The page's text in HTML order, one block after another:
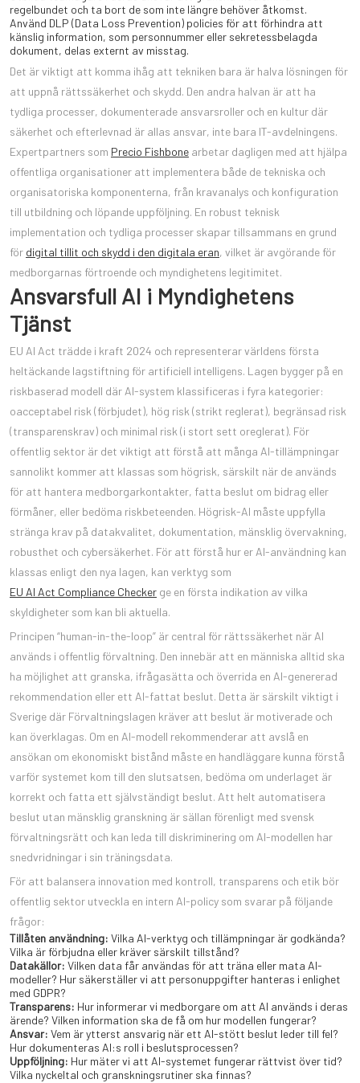
regelbundet och ta bort de som inte längre behöver åtkomst.
Använd DLP (Data Loss Prevention) policies för att förhindra att
känslig information, som personnummer eller sekretessbelagda
dokument, delas externt av misstag.
Det är viktigt att komma ihåg att tekniken bara är halva lösningen för
att uppnå rättssäkerhet och skydd. Den andra halvan är att ha
tydliga processer, dokumenterade ansvarsroller och en kultur där
säkerhet och efterlevnad är allas ansvar, inte bara IT-avdelningens.
Expertpartners som Precio Fishbone arbetar dagligen med att hjälpa
offentliga organisationer att implementera både de tekniska och
organisatoriska komponenterna, från kravanalys och konfiguration
till utbildning och löpande uppföljning. En robust teknisk
implementation och tydliga processer skapar tillsammans en grund
för digital tillit och skydd i den digitala eran, vilket är avgörande för
medborgarnas förtroende och myndighetens legitimitet.
Ansvarsfull AI i Myndighetens
Tjänst
EU AI Act trädde i kraft 2024 och representerar världens första
heltäckande lagstiftning för artificiell intelligens. Lagen bygger på en
riskbaserad modell där AI-system klassificeras i fyra kategorier:
oacceptabel risk (förbjudet), hög risk (strikt reglerat), begränsad risk
(transparenskrav) och minimal risk (i stort sett oreglerat). För
offentlig sektor är det viktigt att förstå att många AI-tillämpningar
sannolikt kommer att klassas som högrisk, särskilt när de används
för att hantera medborgarkontakter, fatta beslut om bidrag eller
förmåner, eller bedöma riskbeteenden. Högrisk-AI måste uppfylla
stränga krav på datakvalitet, dokumentation, mänsklig övervakning,
robusthet och cybersäkerhet. För att förstå hur er AI-användning kan
klassas enligt den nya lagen, kan verktyg som
EU AI Act Compliance Checker ge en första indikation av vilka
skyldigheter som kan bli aktuella.
Principen “human-in-the-loop” är central för rättssäkerhet när AI
används i offentlig förvaltning. Den innebär att en människa alltid ska
ha möjlighet att granska, ifrågasätta och överrida en AI-genererad
rekommendation eller ett AI-fattat beslut. Detta är särskilt viktigt i
Sverige där Förvaltningslagen kräver att beslut är motiverade och
kan överklagas. Om en AI-modell rekommenderar att avslå en
ansökan om ekonomiskt bistånd måste en handläggare kunna förstå
varför systemet kom till den slutsatsen, bedöma om underlaget är
korrekt och fatta ett självständigt beslut. Att helt automatisera
beslut utan mänsklig granskning är sällan förenligt med svensk
förvaltningsrätt och kan leda till diskriminering om AI-modellen har
snedvridningar i sin träningsdata.
För att balansera innovation med kontroll, transparens och etik bör
offentlig sektor utveckla en intern AI-policy som svarar på följande
frågor:
Tillåten användning: Vilka AI-verktyg och tillämpningar är godkända?
Vilka är förbjudna eller kräver särskilt tillstånd?
Datakällor: Vilken data får användas för att träna eller mata AI-
modeller? Hur säkerställer vi att personuppgifter hanteras i enlighet
med GDPR?
Transparens: Hur informerar vi medborgare om att AI används i deras
ärende? Vilken information ska de få om hur modellen fungerar?
Ansvar: Vem är ytterst ansvarig när ett AI-stött beslut leder till fel?
Hur dokumenteras AI:s roll i beslutsprocessen?
Uppföljning: Hur mäter vi att AI-systemet fungerar rättvist över tid?
Vilka nyckeltal och granskningsrutiner ska finnas?